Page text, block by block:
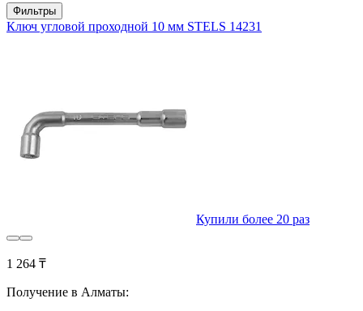
Фильтры
Ключ угловой проходной 10 мм STELS 14231
Купили более 20 раз
1 264 ₸
Получение в Алматы: